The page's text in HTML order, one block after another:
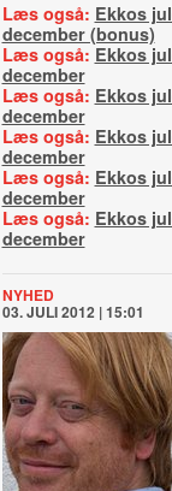
Læs også: Ekkos
december (bonus)
Læs også: Ekkos
december
Læs også: Ekkos
december
Læs også: Ekkos
december
Læs også: Ekkos
december
Læs også: Ekkos
december
NYHED
03. JULI 2012 | 15:01